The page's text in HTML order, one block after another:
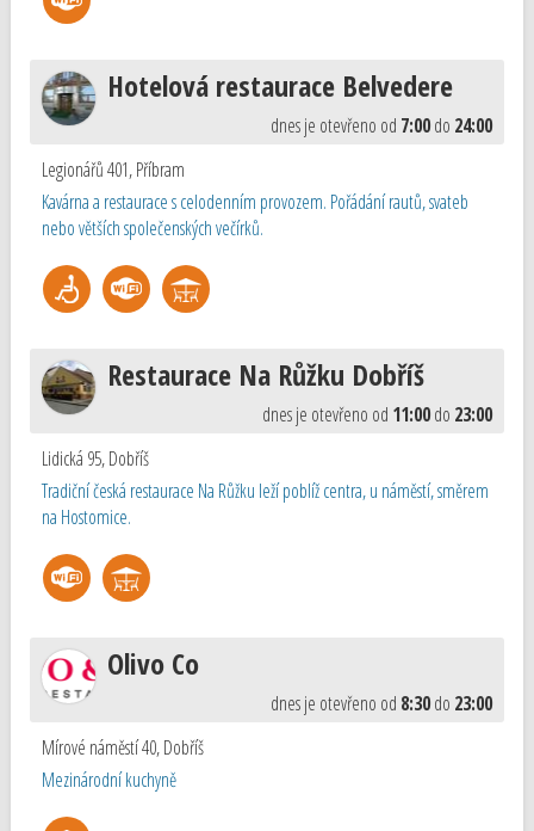
Hotelová restaurace Belvedere
dnes je otevřeno od 7:00do 24:00
Legionářů 401,Příbram
Kavárna a restaurace s celodenním provozem. Pořádání rautů, svateb
nebo větších společenských večírků.
Restaurace Na Růžku Dobříš
dnes je otevřeno od 11:00do 23:00
Lidická 95,Dobříš
Tradiční česká restaurace Na Růžku leží poblíž centra, u náměstí, směrem
na Hostomice.
Olivo Co
dnes je otevřeno od 8:30do 23:00
Mírové náměstí 40,Dobříš
Mezinárodní kuchyně